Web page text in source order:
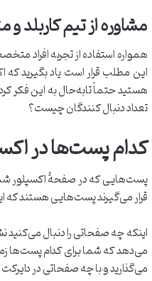
مشاوره از تیم کاربلد
همواره استفاده از تجربه افراد
این مطلب قرار است یاد بگیرید
هستید حتماً تابه‌حال به این فکر
تعداد دنبال کنندگان چیست؟
کدام پست‌ها در
پست‌هایی که در صفحۀ اکسپلور
قرار می‌گیرند پست‌هایی هستند که
اینکه چه صفحاتی را دنبال
می‌دهد که شما برای کدام پست‌ها
می‌گذارید و با چه صفحاتی در